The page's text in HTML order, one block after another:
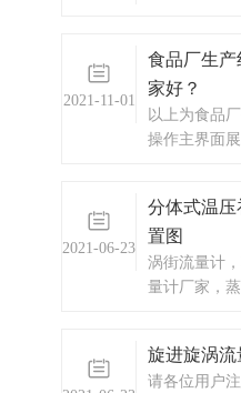
是几种适合
型及其优缺
1. 电解液性
计（导电）
度优先选齿
量范围： -
轮流量计；
流量计。 3.
2021-11-01
食品厂生
家好？
以上为食品
操作主界面
量定量控制
输入信号分
送信号输入
流量定量控制
2021-06-23
分体式温
置图
涡街流量计
量计厂家，
旋进旋涡
请各位用户